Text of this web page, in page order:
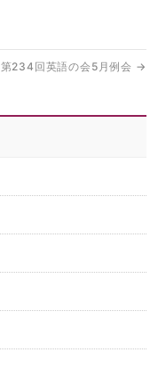
第234回英語の会5月例会 →